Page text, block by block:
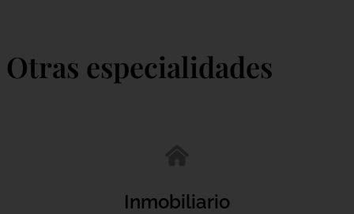
Otras especialidades
Inmobiliario